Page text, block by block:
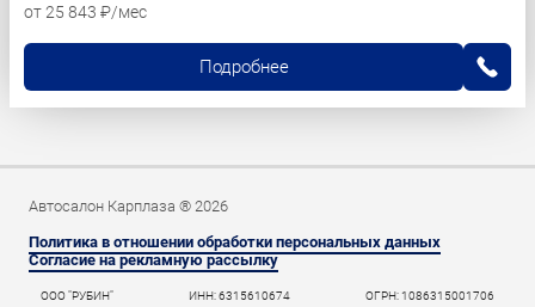
от 25 843 ₽/мес
Подробнее
Автосалон Карплаза ® 2026
Политика в отношении обработки персональных данных
Согласие на рекламную рассылку
ООО "РУБИН" ИНН: 6315610674
ОГРН: 1086315001706